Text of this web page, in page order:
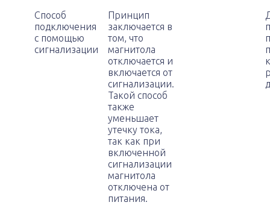
Способ
подключения
с помощью
сигнализации
Принцип
заключается в
том, что
магнитола
отключается и
включается от
сигнализации.
Такой способ
также
уменьшает
утечку тока,
так как при
включенной
сигнализации
магнитола
отключена от
питания.